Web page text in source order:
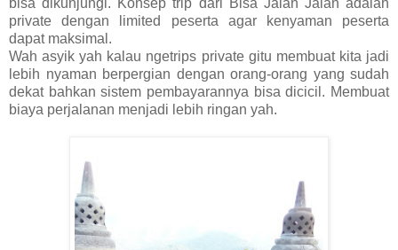
bisa dikunjungi. Konsep trip dari Bisa Jalan Jalan adalah
private dengan limited peserta agar kenyaman peserta
dapat maksimal.
Wah asyik yah kalau ngetrips private gitu membuat kita jadi
lebih nyaman berpergian dengan orang-orang yang sudah
dekat bahkan sistem pembayarannya bisa dicicil. Membuat
biaya perjalanan menjadi lebih ringan yah.